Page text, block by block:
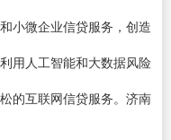
小微企业信贷服务，创造
用人工智能和大数据风险
的互联网信贷服务。济南